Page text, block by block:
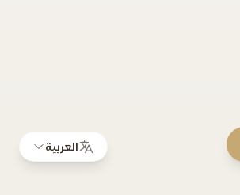
العربية